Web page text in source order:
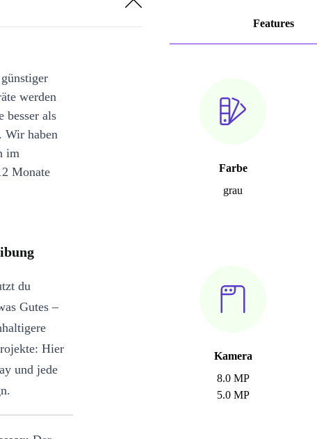
Features
Farbe
grau
Kamera
8.0 MP
5.0 MP
werden
besser als
Wir haben
im
Monate
du
Gutes –
Hier
und jede